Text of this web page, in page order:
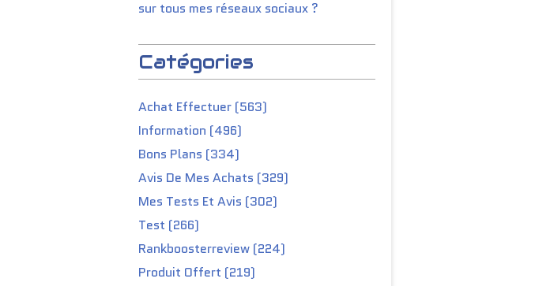
sur tous mes réseaux sociaux ?
Catégories
Achat Effectuer (563)
Information (496)
Bons Plans (334)
Avis De Mes Achats (329)
Mes Tests Et Avis (302)
Test (266)
Rankboosterreview (224)
Produit Offert (219)